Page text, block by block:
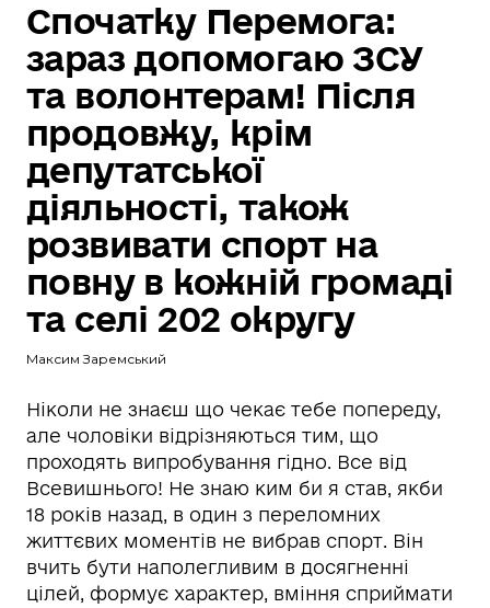
Стежити за Депутатом
Спочатку Перемога:
зараз допомогаю ЗСУ
та волонтерам! Після
продовжу, крім
депутатської
діяльності, також
розвивати спорт на
повну в кожній громаді
та селі 202 округу
Максим Заремський
Ніколи не знаєш що чекає тебе попереду,
але чоловіки відрізняються тим, що
проходять випробування гідно. Все від
Всевишнього! Не знаю ким би я став, якби
18 років назад, в один з переломних
життєвих моментів не вибрав спорт. Він
вчить бути наполегливим в досягненні
цілей, формує характер, вміння сприймати